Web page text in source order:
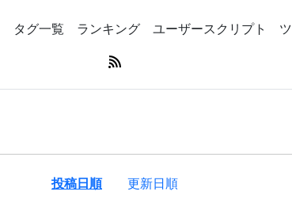
タグ一覧 ランキング ユーザースクリプト
投稿日順
更新日順